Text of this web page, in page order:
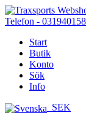
Telefon - 031940158
Start
Butik
Konto
Sök
Info
SEK